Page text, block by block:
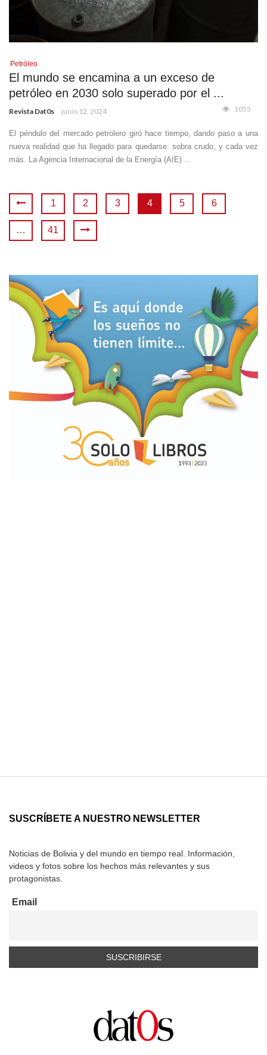
Petróleo
El mundo se encamina a un exceso de
petróleo en 2030 solo superado por el ...
Revista Dat0s junio 12, 2024 1055
El péndulo del mercado petrolero giró hace tiempo, dando paso a una
nueva realidad que ha llegado para quedarse: sobra crudo, y cada vez
más. La Agencia Internacional de la Energía (AIE) ...
1 2 3 4 5 6
… 41
SUSCRÍBETE A NUESTRO NEWSLETTER
Noticias de Bolivia y del mundo en tiempo real. Información,
videos y fotos sobre los hechos más relevantes y sus
protagonistas.
Email